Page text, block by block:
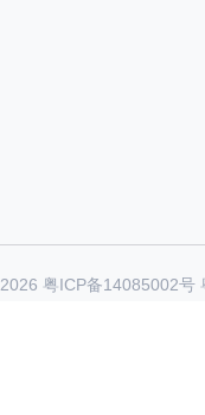
2026 粤ICP备14085002号